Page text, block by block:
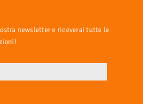
newsletter e riceverai tutte le